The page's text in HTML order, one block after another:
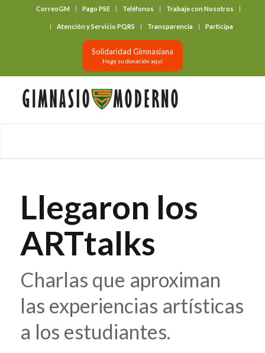
CorreoGM Pago PSE Teléfonos Trabaje con Nosotros
Atención y Servicio PQRS Transparencia Participa
Solidaridad Gimnasiana
Haga su donación aquí
Llegaron los
ARTtalks
Charlas que aproximan
las experiencias artísticas
a los estudiantes.